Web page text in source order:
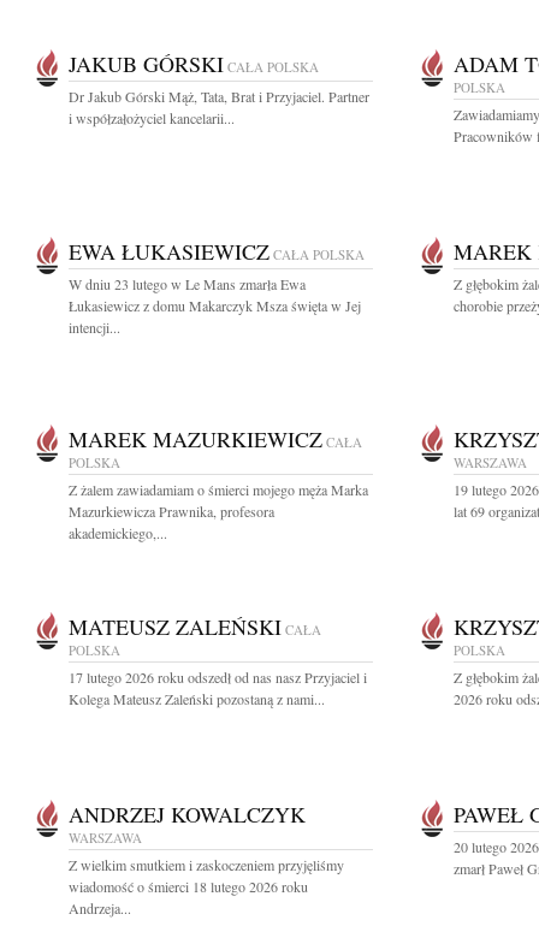
JAKUB GÓRSKI CAŁA POLSKA
Dr Jakub Górski Mąż, Tata, Brat i Przyjaciel. Partner
i współzałożyciel kancelarii...
ADAM
POLSKA
Pracowników
EWA ŁUKASIEWICZ CAŁA POLSKA
W dniu 23 lutego w Le Mans zmarła Ewa
Łukasiewicz z domu Makarczyk Msza święta w Jej
intencji...
MAREK
Z głębokim
chorobie
MAREK MAZURKIEWICZ CAŁA
POLSKA
Z żalem zawiadamiam o śmierci mojego męża Marka
Mazurkiewicza Prawnika, profesora
akademickiego,...
WARSZAWA
19 lutego
lat 69
MATEUSZ ZALEŃSKI CAŁA
POLSKA
17 lutego 2026 roku odszedł od nas nasz Przyjaciel i
Kolega Mateusz Zaleński pozostaną z nami...
POLSKA
Z głębokim
2026 roku
ANDRZEJ KOWALCZYK
WARSZAWA
Z wielkim smutkiem i zaskoczeniem przyjęliśmy
wiadomość o śmierci 18 lutego 2026 roku
Andrzeja...
PAWEŁ
20 lutego
zmarł Paweł